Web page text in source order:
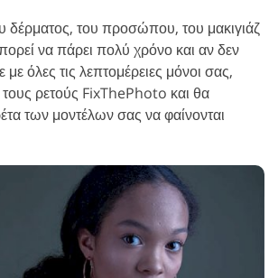
δέρματος, του προσώπου, του μακιγιάζ
να πάρει πολύ χρόνο και αν δεν
με όλες τις λεπτομέρειες μόνοι σας,
τους ρετούς FixThePhoto και θα
των μοντέλων σας να φαίνονται